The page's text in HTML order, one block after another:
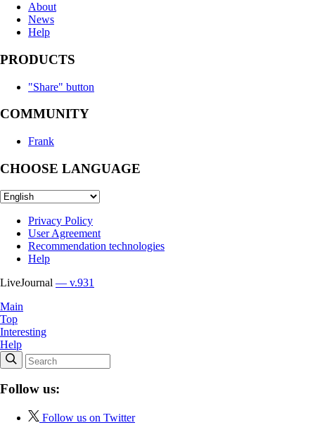
About
News
Help
PRODUCTS
"Share" button
COMMUNITY
Frank
CHOOSE LANGUAGE
Privacy Policy
User Agreement
Recommendation technologies
Help
LiveJournal — v.931
Main
Top
Interesting
Help
Follow us:
Follow us on Twitter